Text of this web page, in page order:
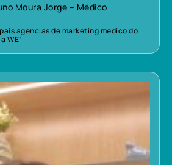
Moura Jorge – Médico
agencias de marketing medico do
WE”